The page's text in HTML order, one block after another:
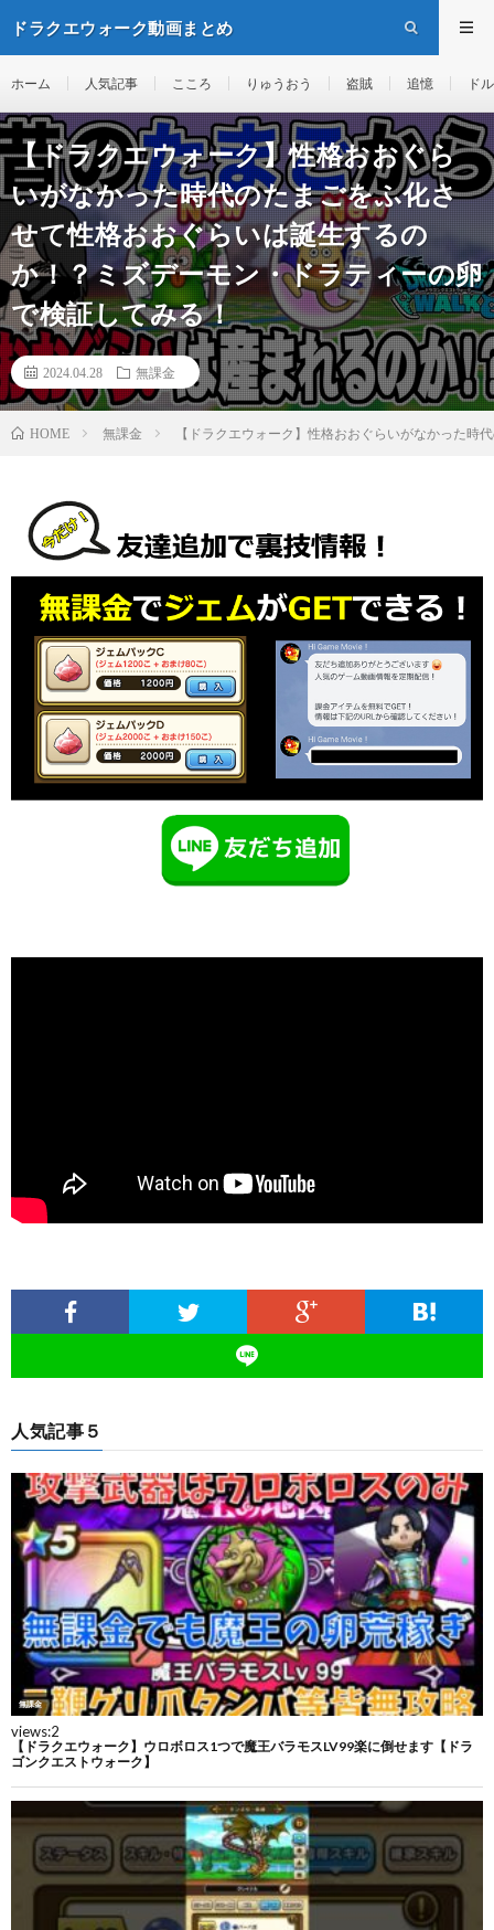
ドラクエウォーク動画まとめ
ホーム 人気記事 こころ りゅうおう 盗賊 追憶 ド
【ドラクエウォーク】性格おおぐら
いがなかった時代のたまごをふ化さ
せて性格おおぐらいは誕生するの
か！？ミズデーモン・ドラティーの卵
で検証してみる！
2024.04.28 無課金
HOME 無課金 【ドラクエウォーク】性格おおぐらいがなかった
人気記事５